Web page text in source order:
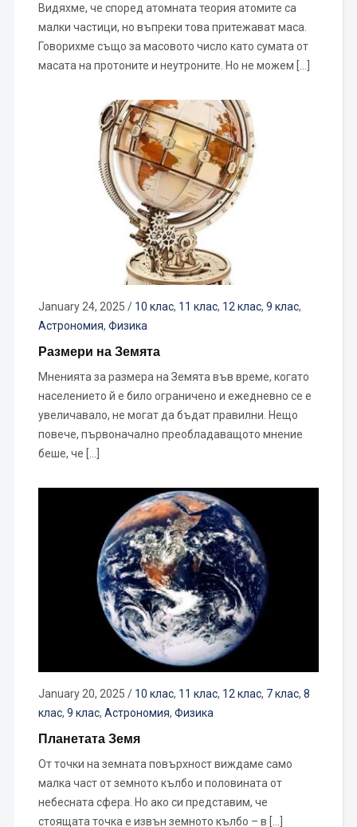
Видяхме, че според атомната теория атомите са
малки частици, но въпреки това притежават маса.
Говорихме също за масовото число като сумата от
масата на протоните и неутроните. Но не можем […]
January 24, 2025 / 10 клас, 11 клас, 12 клас, 9 клас,
Астрономия, Физика
Размери на Земята
Мненията за размера на Земята във време, когато
населението й е било ограничено и ежедневно се е
увеличавало, не могат да бъдат правилни. Нещо
повече, първоначално преобладаващото мнение
беше, че […]
January 20, 2025 / 10 клас, 11 клас, 12 клас, 7 клас, 8
клас, 9 клас, Астрономия, Физика
Планетата Земя
От точки на земната повърхност виждаме само
малка част от земното кълбо и половината от
небесната сфера. Но ако си представим, че
стоящата точка е извън земното кълбо – в […]